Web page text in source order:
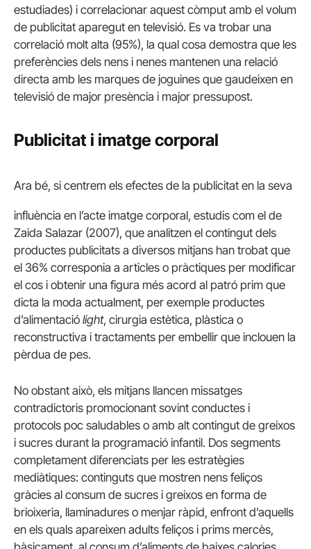
estudiades) i correlacionar aquest còmput amb el volum
de publicitat aparegut en televisió. Es va trobar una
correlació molt alta (95%), la qual cosa demostra que les
preferències dels nens i nenes mantenen una relació
directa amb les marques de joguines que gaudeixen en
televisió de major presència i major pressupost.
Publicitat i imatge corporal
Ara bé, si centrem els efectes de la publicitat en la seva
influència en l’acte imatge corporal, estudis com el de
Zaida Salazar (2007), que analitzen el contingut dels
productes publicitats a diversos mitjans han trobat que
el 36% corresponia a articles o pràctiques per modificar
el cos i obtenir una figura més acord al patró prim que
dicta la moda actualment, per exemple productes
d’alimentació light, cirurgia estètica, plàstica o
reconstructiva i tractaments per embellir que inclouen la
pèrdua de pes.
No obstant això, els mitjans llancen missatges
contradictoris promocionant sovint conductes i
protocols poc saludables o amb alt contingut de greixos
i sucres durant la programació infantil. Dos segments
completament diferenciats per les estratègies
mediàtiques: continguts que mostren nens feliços
gràcies al consum de sucres i greixos en forma de
brioixeria, llaminadures o menjar ràpid, enfront d’aquells
en els quals apareixen adults feliços i prims mercès,